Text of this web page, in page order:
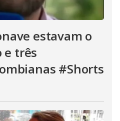
estavam o
e três
#Shorts